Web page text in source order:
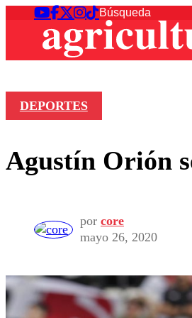
DEPORTES
Agustín Orión
por core
mayo 26, 2020